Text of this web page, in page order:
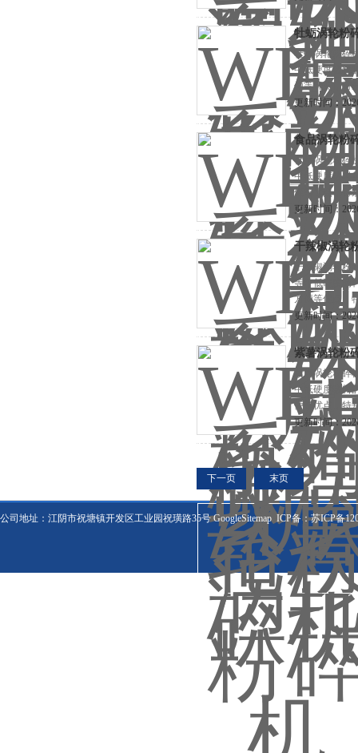
牡蛎涡轮粉
牡蛎涡轮粉碎
中低硬度物料
便等优点，特
更新时间：
食品涡轮粉
食品涡轮粉碎
中低硬度物料
便等优点，特
更新时间：
干辣椒涡轮
干辣椒涡轮粉
等中低硬度物
方便等优点，
更新时间：
紫薯涡轮粉
紫薯涡轮粉
中低硬度物料
便等优点，特
更新时间：
下一页 末页
公司地址：江阴市祝塘镇开发区工业园祝璜路35号GoogleSitemap ICP备：苏ICP备